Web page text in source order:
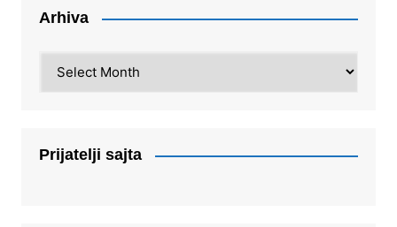
Arhiva
Prijatelji sajta